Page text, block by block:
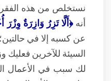
نستخلص من هذه
أنه﴿أَلَّا تَزِرُ وَازِرَةٌ وِزْرَ
عن كسبه إلا في
السيئة للآخرين فعليك
لك سبب في الأعمال